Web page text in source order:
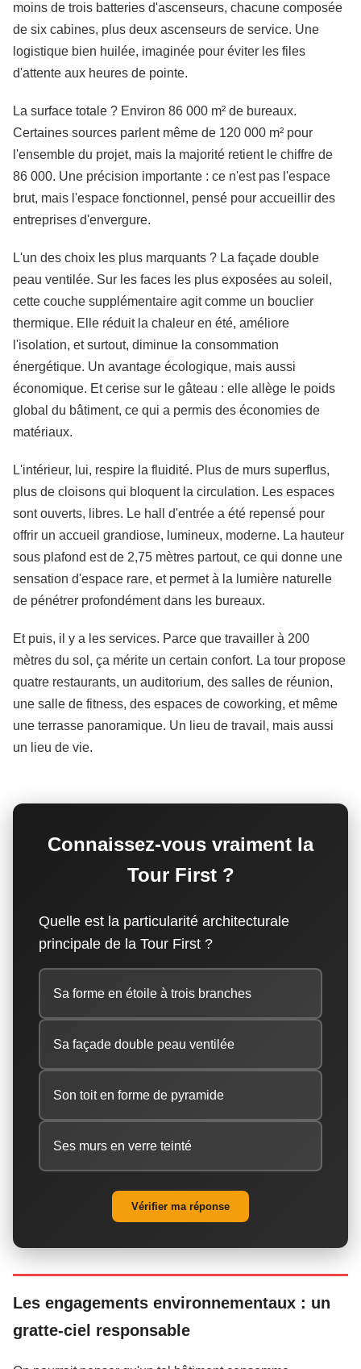
moins de trois batteries d'ascenseurs, chacune composée
de six cabines, plus deux ascenseurs de service. Une
logistique bien huilée, imaginée pour éviter les files
d'attente aux heures de pointe.
La surface totale ? Environ 86 000 m² de bureaux.
Certaines sources parlent même de 120 000 m² pour
l'ensemble du projet, mais la majorité retient le chiffre de
86 000. Une précision importante : ce n'est pas l'espace
brut, mais l'espace fonctionnel, pensé pour accueillir des
entreprises d'envergure.
L'un des choix les plus marquants ? La façade double
peau ventilée. Sur les faces les plus exposées au soleil,
cette couche supplémentaire agit comme un bouclier
thermique. Elle réduit la chaleur en été, améliore
l'isolation, et surtout, diminue la consommation
énergétique. Un avantage écologique, mais aussi
économique. Et cerise sur le gâteau : elle allège le poids
global du bâtiment, ce qui a permis des économies de
matériaux.
L'intérieur, lui, respire la fluidité. Plus de murs superflus,
plus de cloisons qui bloquent la circulation. Les espaces
sont ouverts, libres. Le hall d'entrée a été repensé pour
offrir un accueil grandiose, lumineux, moderne. La hauteur
sous plafond est de 2,75 mètres partout, ce qui donne une
sensation d'espace rare, et permet à la lumière naturelle
de pénétrer profondément dans les bureaux.
Et puis, il y a les services. Parce que travailler à 200
mètres du sol, ça mérite un certain confort. La tour propose
quatre restaurants, un auditorium, des salles de réunion,
une salle de fitness, des espaces de coworking, et même
une terrasse panoramique. Un lieu de travail, mais aussi
un lieu de vie.
Connaissez-vous vraiment la
Tour First ?
Quelle est la particularité architecturale
principale de la Tour First ?
Sa forme en étoile à trois branches
Sa façade double peau ventilée
Son toit en forme de pyramide
Ses murs en verre teinté
Vérifier ma réponse
Les engagements environnementaux : un
gratte-ciel responsable